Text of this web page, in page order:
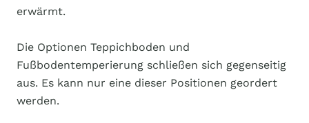
erwärmt.
Die Optionen Teppichboden und
Fußbodentemperierung schließen sich gegenseitig
aus. Es kann nur eine dieser Positionen geordert
werden.